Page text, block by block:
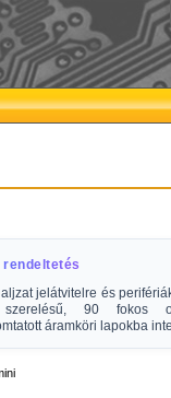
rendeltetés
jelátvitelre és
90 fokos
áramköri lapokba